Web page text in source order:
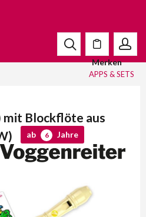
Merken
APPS & SETS
Blockflöte aus
ab 6 Jahre